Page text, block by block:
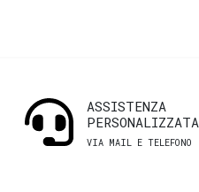
ASSISTENZA
PERSONALIZZATA
VIA MAIL E TELEFONO